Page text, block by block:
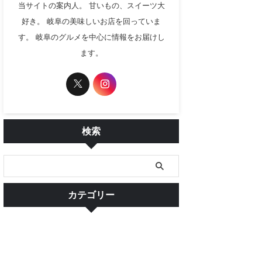
当サイトの案内人。 甘いもの、スイーツ大
好き。 岐阜の美味しいお店を回っていま
す。 岐阜のグルメを中心に情報をお届けし
ます。
検索
カテゴリー